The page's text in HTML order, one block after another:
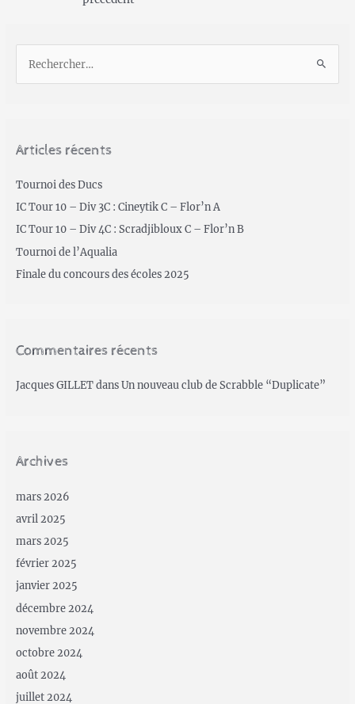
Articles récents
Tournoi des Ducs
IC Tour 10 – Div 3C : Cineytik C – Flor’n A
IC Tour 10 – Div 4C : Scradjibloux C – Flor’n B
Tournoi de l’Aqualia
Finale du concours des écoles 2025
Commentaires récents
Jacques GILLETdansUn nouveau club de Scrabble “Duplicate”
Archives
mars 2026
avril 2025
mars 2025
février 2025
janvier 2025
décembre 2024
novembre 2024
octobre 2024
août 2024
juillet 2024